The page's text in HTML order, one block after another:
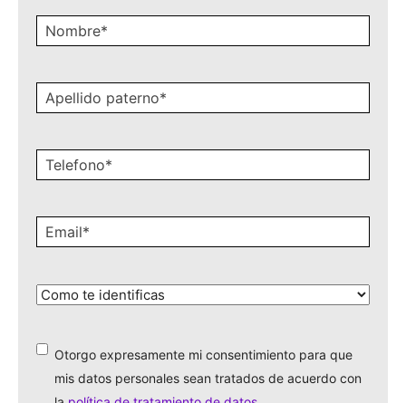
paterno*
te
identificas?
Otorgo expresamente mi consentimiento para que